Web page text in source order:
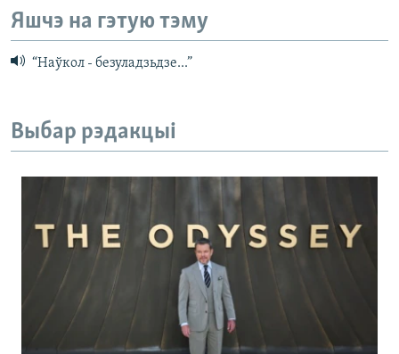
Яшчэ на гэтую тэму
“Наўкол - безуладзьдзе...”
Выбар рэдакцыі